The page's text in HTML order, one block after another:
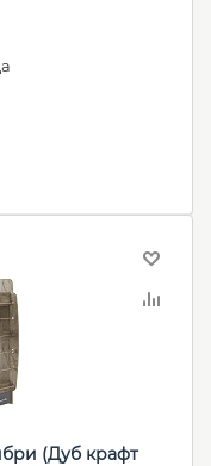
(Дуб крафт